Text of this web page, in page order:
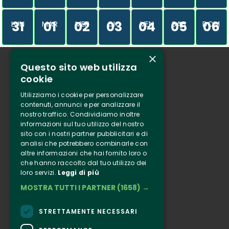
LUN
31 MAR
01 MER
02 GIO
03 VEN
04 SAB
05 DOM
06
Chi siamo
Tenuta Selvaggia
Contatti
Biglietteria
Clappit
Informazione
Seguici
Facebook
×
Questo sito web utilizza
cookie
Utilizziamo i cookie per personalizzare
contenuti, annunci e per analizzare il
nostro traffico. Condividiamo inoltre
informazioni sul tuo utilizzo del nostro
sito con i nostri partner pubblicitari e di
analisi che potrebbero combinarle con
altre informazioni che hai fornito loro o
che hanno raccolto dal tuo utilizzo dei
loro servizi. Leggi di più
MOSTRA TUTTI I PARTNER (1658) →
STRETTAMENTE NECESSARI